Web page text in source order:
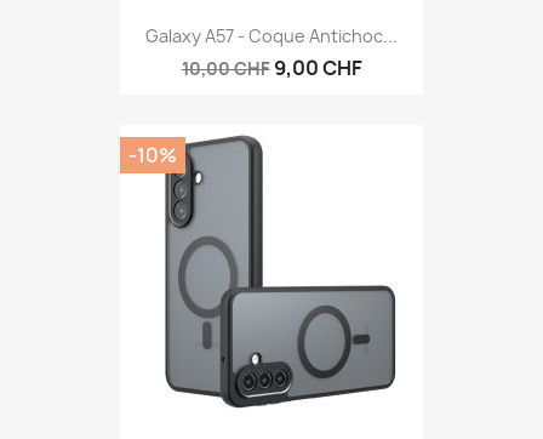
Galaxy A57 - Coque Antichoc...
10,00 CHF 9,00 CHF
-10%